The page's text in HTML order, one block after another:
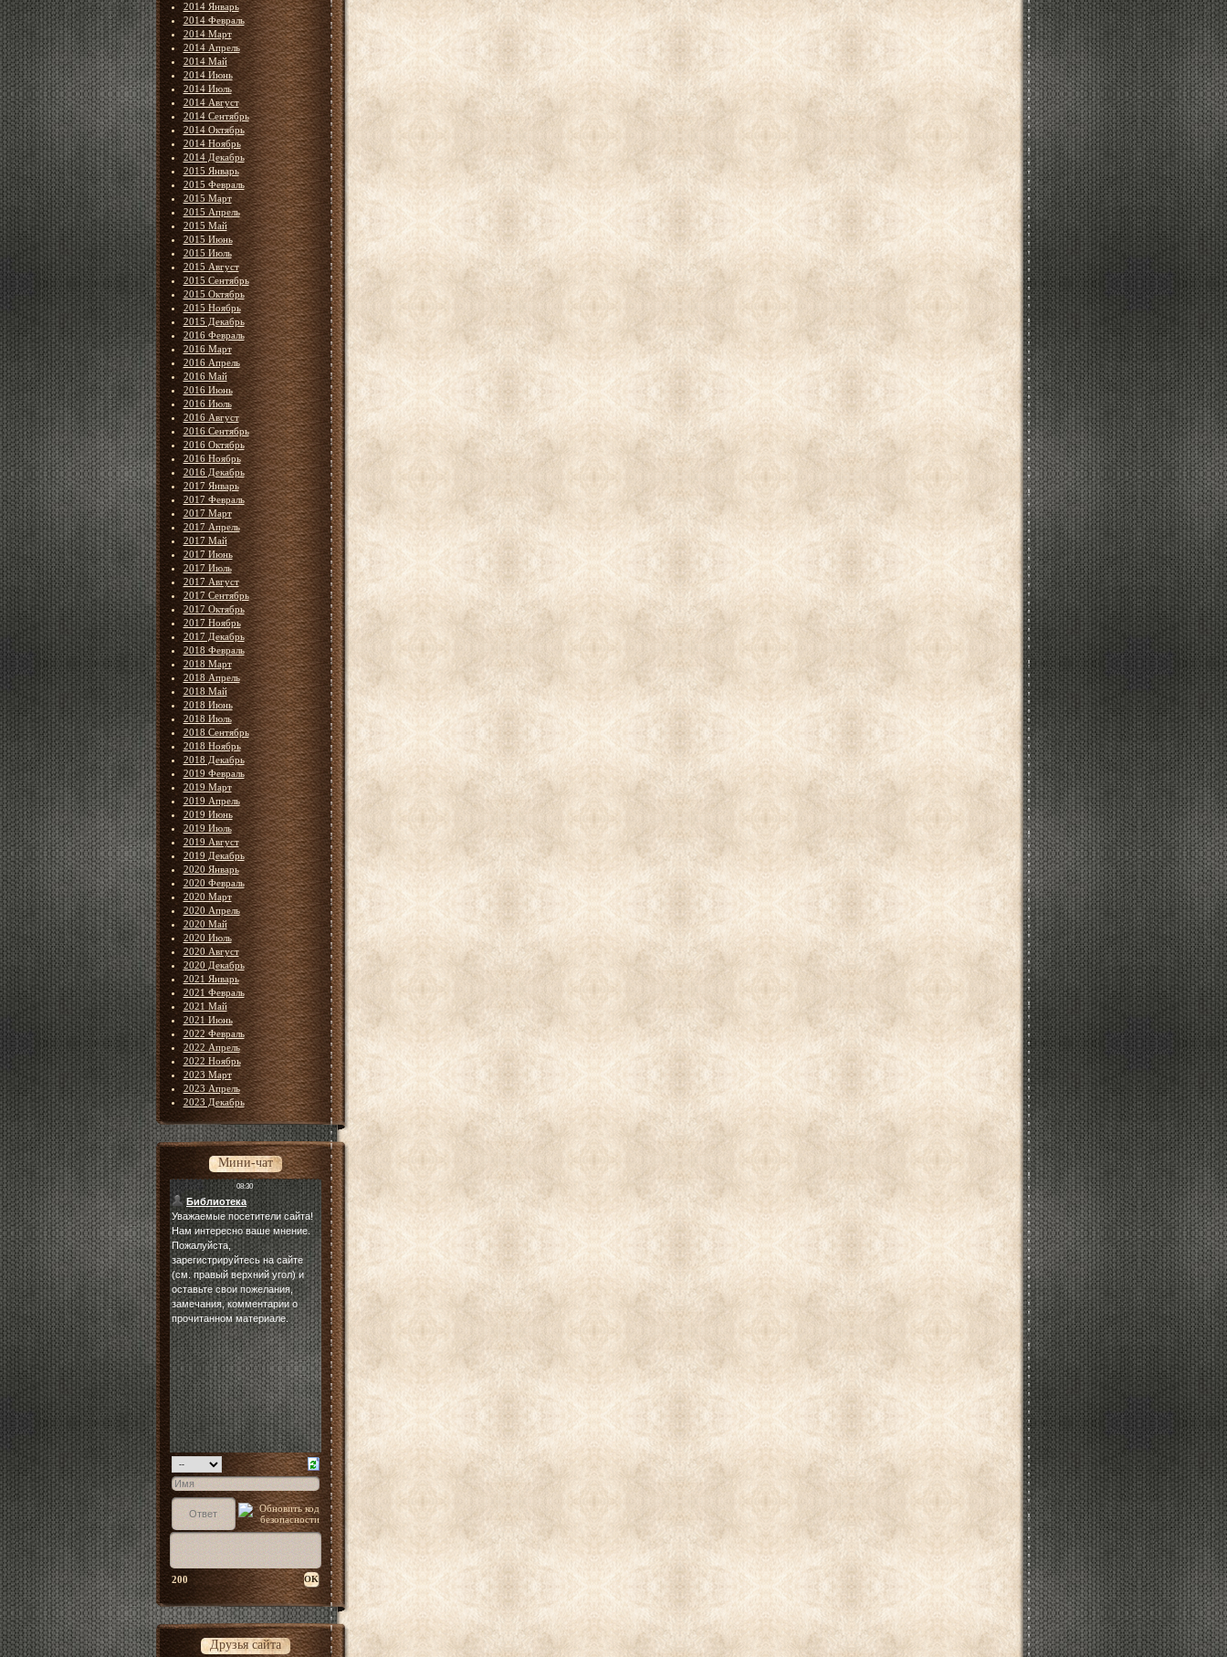
2014 Январь
2014 Февраль
2014 Март
2014 Апрель
2014 Май
2014 Июнь
2014 Июль
2014 Август
2014 Сентябрь
2014 Октябрь
2014 Ноябрь
2014 Декабрь
2015 Январь
2015 Февраль
2015 Март
2015 Апрель
2015 Май
2015 Июнь
2015 Июль
2015 Август
2015 Сентябрь
2015 Октябрь
2015 Ноябрь
2015 Декабрь
2016 Февраль
2016 Март
2016 Апрель
2016 Май
2016 Июнь
2016 Июль
2016 Август
2016 Сентябрь
2016 Октябрь
2016 Ноябрь
2016 Декабрь
2017 Январь
2017 Февраль
2017 Март
2017 Апрель
2017 Май
2017 Июнь
2017 Июль
2017 Август
2017 Сентябрь
2017 Октябрь
2017 Ноябрь
2017 Декабрь
2018 Февраль
2018 Март
2018 Апрель
2018 Май
2018 Июнь
2018 Июль
2018 Сентябрь
2018 Ноябрь
2018 Декабрь
2019 Февраль
2019 Март
2019 Апрель
2019 Июнь
2019 Июль
2019 Август
2019 Декабрь
2020 Январь
2020 Февраль
2020 Март
2020 Апрель
2020 Май
2020 Июль
2020 Август
2020 Декабрь
2021 Январь
2021 Февраль
2021 Май
2021 Июнь
2022 Февраль
2022 Апрель
2022 Ноябрь
2023 Март
2023 Апрель
2023 Декабрь
Мини-чат
200
Друзья сайта